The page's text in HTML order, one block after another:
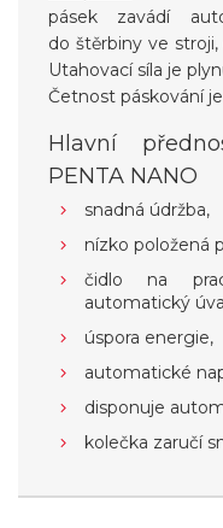
pásek zavádí
do štěrbiny ve
Utahovací síla je
Četnost páskování
Hlavní
PENTA NANO
snadná údržba,
nízko položená
čidlo na
automatický
úspora energie,
automatické
disponuje
kolečka zaručí